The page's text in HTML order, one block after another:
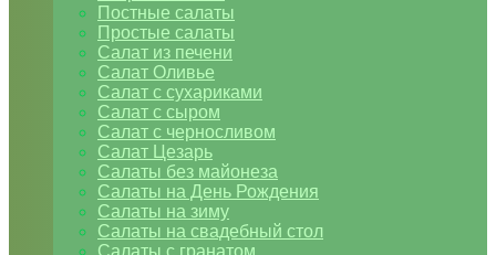
Постные салаты
Простые салаты
Салат из печени
Салат Оливье
Салат с сухариками
Салат с сыром
Салат с черносливом
Салат Цезарь
Салаты без майонеза
Салаты на День Рождения
Салаты на зиму
Салаты на свадебный стол
Салаты с гранатом